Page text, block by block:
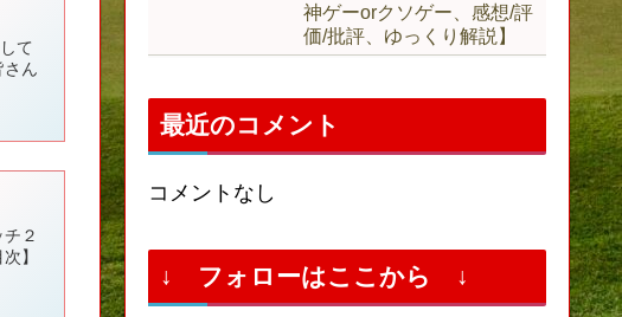
て
さん
２
】
神ゲーorクソゲー、感想/評
価/批評、ゆっくり解説】
最近のコメント
コメントなし
↓ フォローはここから ↓